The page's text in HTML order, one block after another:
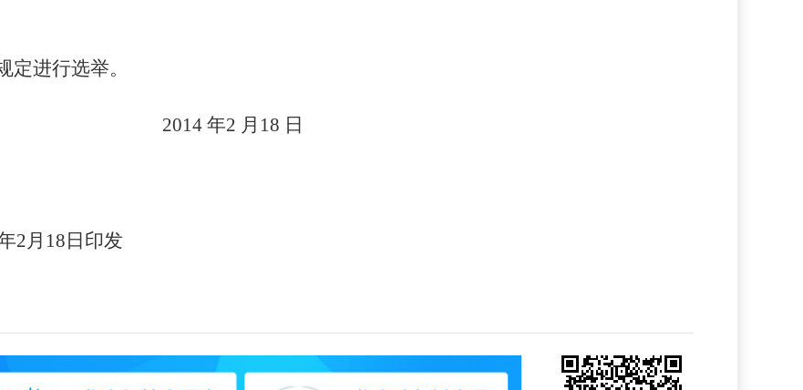
进行选举。
2014 年2 月18 日
2月 18 日印发